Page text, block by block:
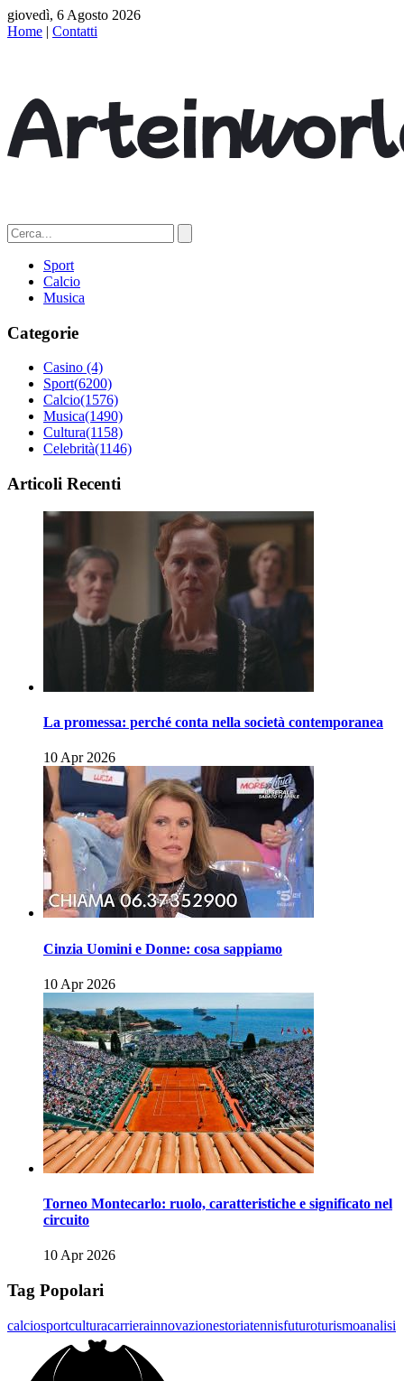
giovedì, 6 Agosto 2026
Home | Contatti
Sport
Calcio
Musica
Categorie
Casino (4)
Sport(6200)
Calcio(1576)
Musica(1490)
Cultura(1158)
Celebrità(1146)
Articoli Recenti
La promessa: perché conta nella società contemporanea
10 Apr 2026
Cinzia Uomini e Donne: cosa sappiamo
10 Apr 2026
Torneo Montecarlo: ruolo, caratteristiche e significato nel
circuito
10 Apr 2026
Tag Popolari
calciosportculturacarrierainnovazionestoriatennisfuturoturismoanalisi